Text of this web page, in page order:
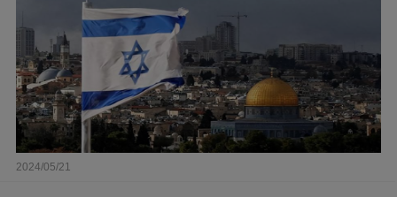
2024/05/21